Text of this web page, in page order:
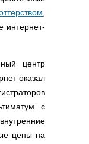
интернет-
центр
оказал
с
цены на